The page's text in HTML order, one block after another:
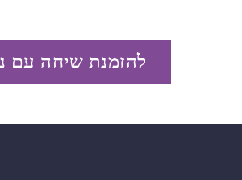
להזמנת שיחה עם